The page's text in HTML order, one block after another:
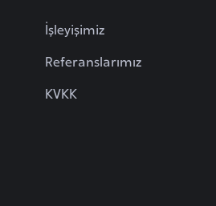
İşleyişimiz
Referanslarımız
KVKK